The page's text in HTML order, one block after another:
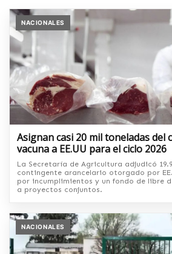
NACIONALES
Asignan casi 20 mil toneladas del
vacuna a EE.UU para el ciclo 2026
La Secretaría de Agricultura adjudicó
contingente arancelario otorgado por EE.
por incumplimientos y un fondo de libre
a proyectos conjuntos.
NACIONALES